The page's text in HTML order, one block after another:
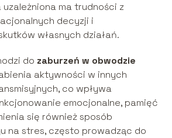
ma trudności z
decyzji i
własnych działań.
do zaburzeń w obwodzie
aktywności w innych
co wpływa
emocjonalne, pamięć
się również sposób
na stres, często prowadząc do